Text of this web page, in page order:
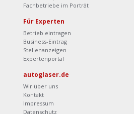
Fachbetriebe im Porträt
Für Experten
Betrieb eintragen
Business-Eintrag
Stellenanzeigen
Expertenportal
autoglaser.de
Wir über uns
Kontakt
Impressum
Datenschutz